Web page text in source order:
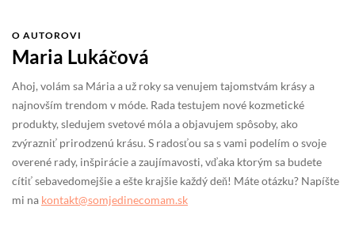
O AUTOROVI
Maria Lukáčová
Ahoj, volám sa Mária a už roky sa venujem tajomstvám krásy a
najnovším trendom v móde. Rada testujem nové kozmetické
produkty, sledujem svetové móla a objavujem spôsoby, ako
zvýrazniť prirodzenú krásu. S radosťou sa s vami podelím o svoje
overené rady, inšpirácie a zaujímavosti, vďaka ktorým sa budete
cítiť sebavedomejšie a ešte krajšie každý deň! Máte otázku? Napíšte
mi na kontakt@somjedinecomam.sk